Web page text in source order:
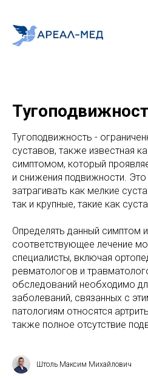
Тугоподвижность -
суставов, также известная
симптомом, который
и снижения подвижности.
затрагивать как мелкие
так и крупные, такие как
Определять данный симптом
соответствующее лечение
специалисты, включая
ревматологов и
обследований необходимо
заболеваний, связанных с
патологиям относятся
также полное отсутствие
Штоль Максим Михайлович